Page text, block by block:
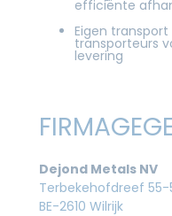
efficiënte
Eigen
transporteurs
levering
Dejond Metals NV
Terbekehofdreef 55-
BE-2610 Wilrijk